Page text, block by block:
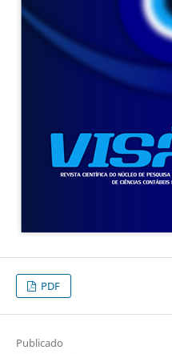
PDF
Publicado